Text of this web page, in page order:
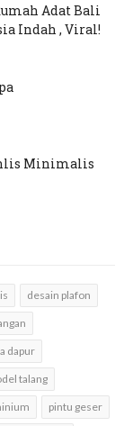
Adat Bali
Indah , Viral!
Minimalis
desain plafon
dapur
talang
pintu geser